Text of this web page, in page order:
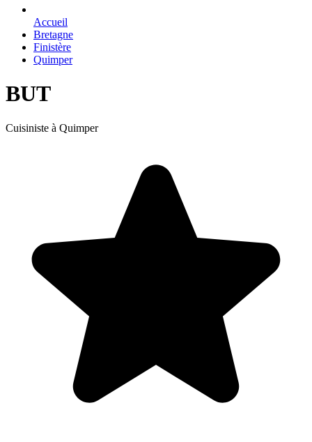
Accueil
Bretagne
Finistère
Quimper
BUT
Cuisiniste à Quimper